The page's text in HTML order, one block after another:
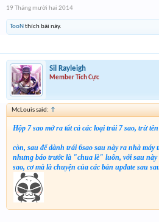
19 Tháng mười hai 2014
TooN thích bài này.
Sil Rayleigh
Member Tích Cực
McLouis said: ↑
Hộp 7 sao mở ra tất cả các loại trái 7 sao, trừ
còn, sau để dành trái 6sao sau này ra nhà máy
nhưng báo trước là "chua lè" luôn, với sau này
sao, cơ mà là chuyện của các bản update sau